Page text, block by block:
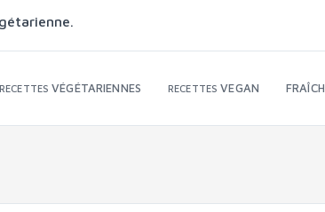
RECETTESVÉGÉTARIENNES RECETTESVEGAN